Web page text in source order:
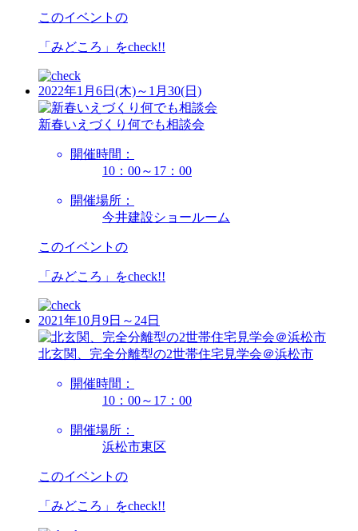
このイベントの
「みどころ」をcheck!!
2022年1月6日(木)～1月30(日)
新春いえづくり何でも相談会
開催時間：
10：00～17：00
開催場所：
今井建設ショールーム
このイベントの
「みどころ」をcheck!!
2021年10月9日～24日
北玄関、完全分離型の2世帯住宅見学会＠浜松市
開催時間：
10：00～17：00
開催場所：
浜松市東区
このイベントの
「みどころ」をcheck!!